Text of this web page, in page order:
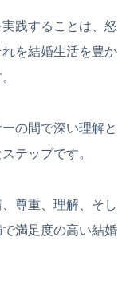
践することは、怒
を結婚生活を豊か
の間で深い理解と
テップです。
尊重、理解、そし
満足度の高い結婚